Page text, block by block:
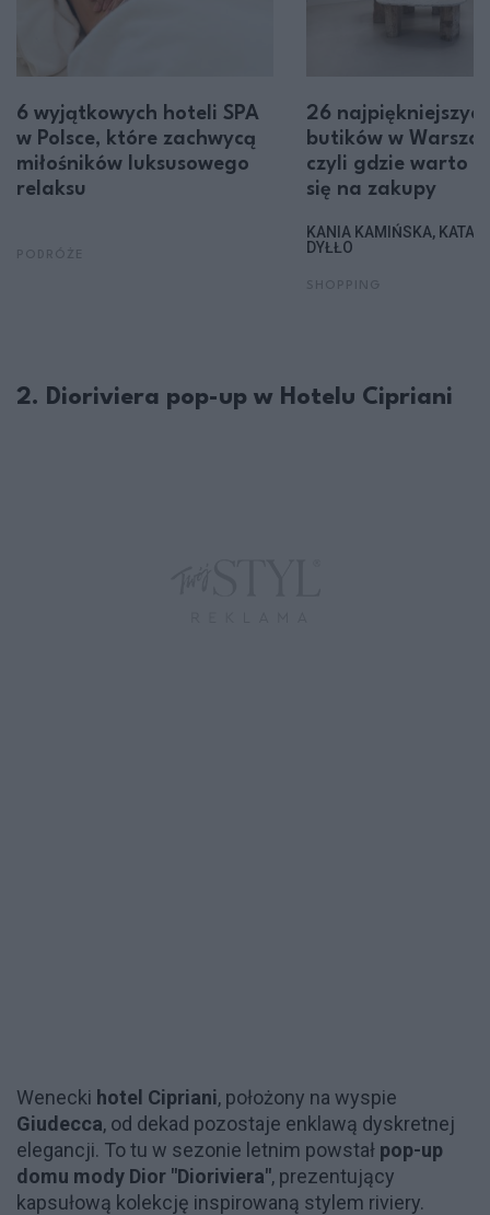
6 wyjątkowych hoteli SPA
w Polsce, które zachwycą
miłośników luksusowego
relaksu
26
butików w
czyli gdzie warto
się na zakupy
KANIA KAMIŃSKA,
DYŁŁO
2. Dioriviera pop-up w Hotelu Cipriani
Wenecki hotel Cipriani, położony na wyspie
Giudecca, od dekad pozostaje enklawą dyskretnej
elegancji. To tu w sezonie letnim powstał pop-up
domu mody Dior "Dioriviera", prezentujący
kapsułową kolekcję inspirowaną stylem riviery.